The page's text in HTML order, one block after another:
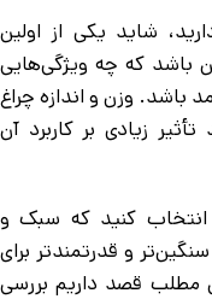
شاید یکی از اولین
باشد که چه ویژگی‌هایی
وزن و اندازه چراغ
زیادی بر کاربرد آن
کنید که سبک و
و قدرتمندتر برای
مطلب قصد داریم بررسی